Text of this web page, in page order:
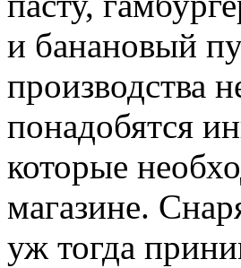
и банановый
производства
понадобятся
которые
магазине.
уж тогда